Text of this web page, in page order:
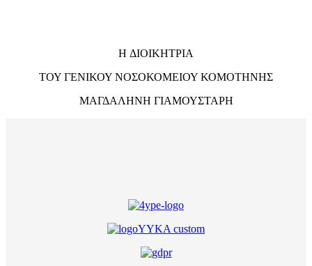
H ΔΙΟΙΚΗΤΡΙΑ
ΤΟΥ ΓΕΝΙΚΟΥ ΝΟΣΟΚΟΜΕΙΟΥ ΚΟΜΟΤΗΝΗΣ
ΜΑΓΔΑΛΗΝΗ ΓΙΑΜΟΥΣΤΑΡΗ